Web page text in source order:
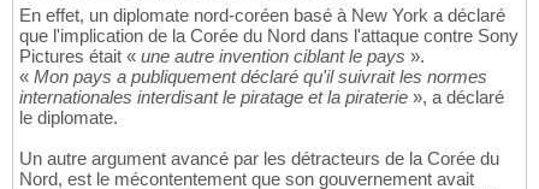
En effet, un diplomate nord-coréen basé à New York a déclaré
que l'implication de la Corée du Nord dans l'attaque contre Sony
Pictures était « une autre invention ciblant le pays ».
« Mon pays a publiquement déclaré qu'il suivrait les normes
internationales interdisant le piratage et la piraterie », a déclaré
le diplomate.
Un autre argument avancé par les détracteurs de la Corée du
Nord, est le mécontentement que son gouvernement avait